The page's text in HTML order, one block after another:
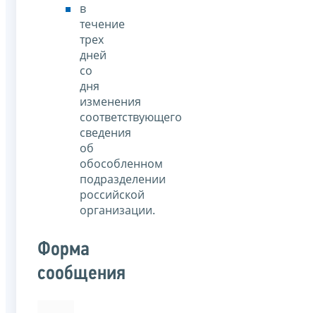
в
течение
трех
дней
со
дня
изменения
соответствующего
сведения
об
обособленном
подразделении
российской
организации.
Форма
сообщения